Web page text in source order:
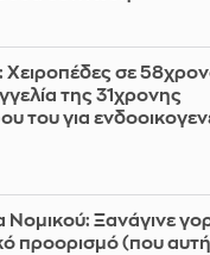
Χειροπέδες σε
της 31χρονης
του για
Νομικού: Ξανάγινε
προορισμό (που